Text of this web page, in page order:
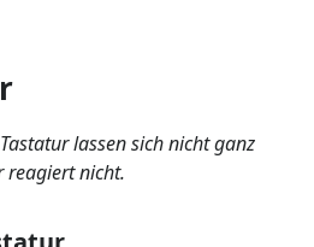
lassen sich nicht ganz
reagiert nicht.